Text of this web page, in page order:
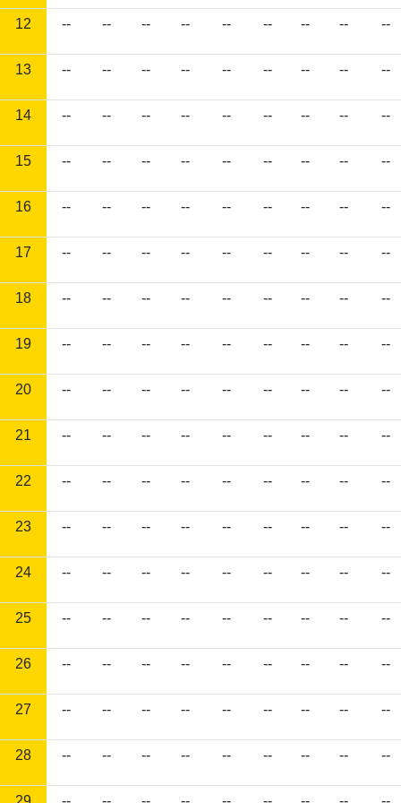
12 -- -- -- -- -- -- -- -- --
13 -- -- -- -- -- -- -- -- --
14 -- -- -- -- -- -- -- -- --
15 -- -- -- -- -- -- -- -- --
16 -- -- -- -- -- -- -- -- --
17 -- -- -- -- -- -- -- -- --
18 -- -- -- -- -- -- -- -- --
19 -- -- -- -- -- -- -- -- --
20 -- -- -- -- -- -- -- -- --
21 -- -- -- -- -- -- -- -- --
22 -- -- -- -- -- -- -- -- --
23 -- -- -- -- -- -- -- -- --
24 -- -- -- -- -- -- -- -- --
25 -- -- -- -- -- -- -- -- --
26 -- -- -- -- -- -- -- -- --
27 -- -- -- -- -- -- -- -- --
28 -- -- -- -- -- -- -- -- --